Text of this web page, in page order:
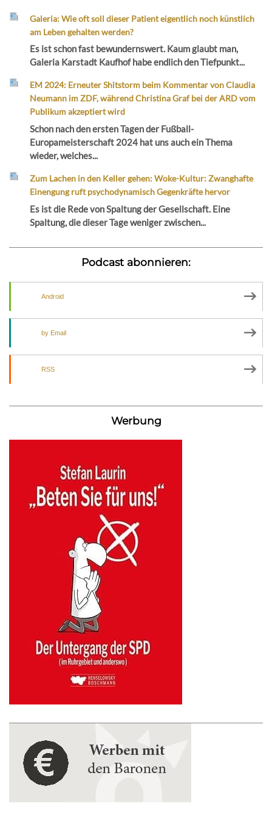
Galeria: Wie oft soll dieser Patient eigentlich noch künstlich
am Leben gehalten werden?
Es ist schon fast bewundernswert. Kaum glaubt man,
Galeria Karstadt Kaufhof habe endlich den Tiefpunkt...
EM 2024: Erneuter Shitstorm beim Kommentar von Claudia
Neumann im ZDF, während Christina Graf bei der ARD vom
Publikum akzeptiert wird
Schon nach den ersten Tagen der Fußball-
Europameisterschaft 2024 hat uns auch ein Thema
wieder, welches...
Zum Lachen in den Keller gehen: Woke-Kultur: Zwanghafte
Einengung ruft psychodynamisch Gegenkräfte hervor
Es ist die Rede von Spaltung der Gesellschaft. Eine
Spaltung, die dieser Tage weniger zwischen...
Podcast abonnieren:
Android
by Email
RSS
Werbung